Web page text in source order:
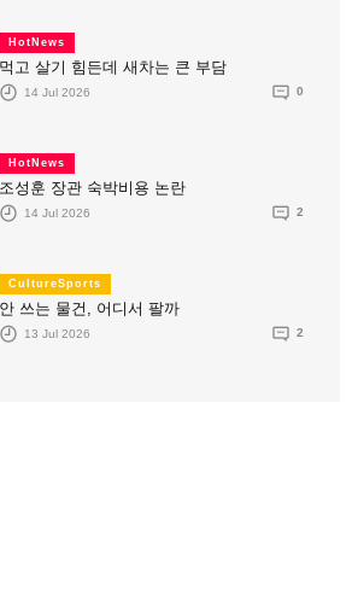
HotNews
먹고 살기 힘든데 새차는 큰 부담
14 Jul 2026 0
HotNews
조성훈 장관 숙박비용 논란
14 Jul 2026 2
CultureSports
안 쓰는 물건, 어디서 팔까
13 Jul 2026 2